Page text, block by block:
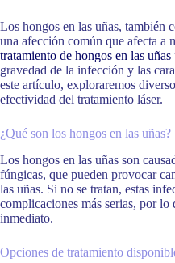
Los hongos en las uñas, también
una afección común que afecta a
tratamiento de hongos en las uñas
gravedad de la infección y las
este artículo, exploraremos
efectividad del tratamiento láser.
¿Qué son los hongos en las uñas?
Los hongos en las uñas son
fúngicas, que pueden provocar
las uñas. Si no se tratan, estas
complicaciones más serias, por lo
inmediato.
Opciones de tratamiento